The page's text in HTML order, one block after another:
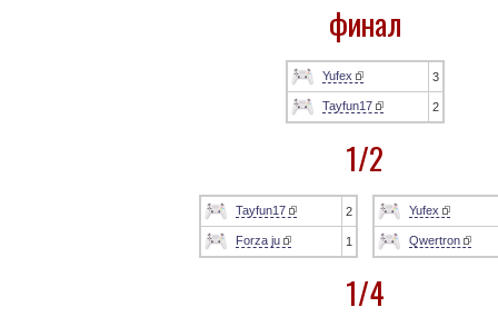
финал
Yufex 3
Tayfun17 2
1/2
Tayfun17 2
Forza ju 1
Yufex
Qwertron
1/4